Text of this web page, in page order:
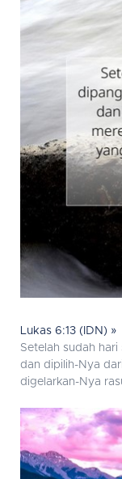
Lukas 6:13 (IDN) »
Setelah sudah
dan dipilih-Nya
digelarkan-Nya